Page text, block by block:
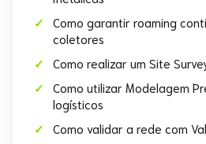
Como garantir roaming
coletores
Como realizar um Site
Como utilizar Modelagem
logísticos
Como validar a rede com